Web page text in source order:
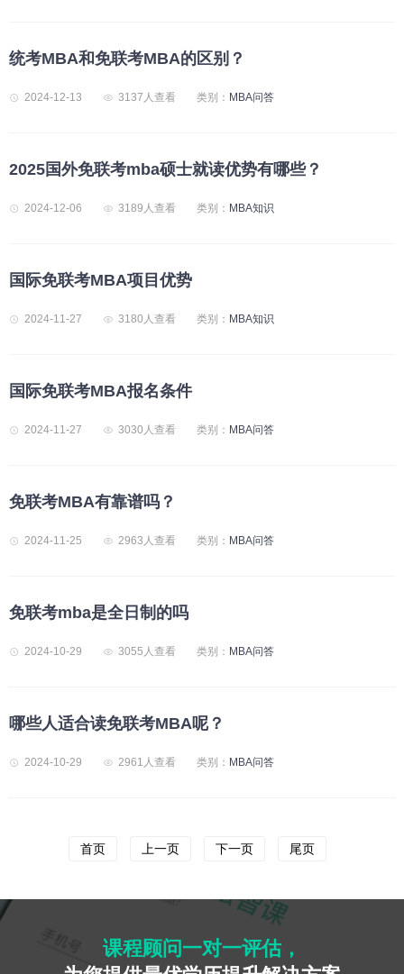
统考MBA和免联考MBA的区别？
2024-12-13 3137人查看 类别： MBA问答
2025国外免联考mba硕士就读优势有哪些？
2024-12-06 3189人查看 类别： MBA知识
国际免联考MBA项目优势
2024-11-27 3180人查看 类别： MBA知识
国际免联考MBA报名条件
2024-11-27 3030人查看 类别： MBA问答
免联考MBA有靠谱吗？
2024-11-25 2963人查看 类别： MBA问答
免联考mba是全日制的吗
2024-10-29 3055人查看 类别： MBA问答
哪些人适合读免联考MBA呢？
2024-10-29 2961人查看 类别： MBA问答
首页 上一页 下一页 尾页
课程顾问一对一评估，